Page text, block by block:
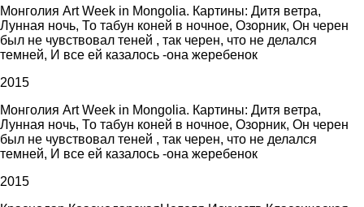
Монголия Art Week in Mongolia. Картины: Дитя ветра,
Лунная ночь, То табун коней в ночное, Озорник, Он черен
был не чувствовал теней , так черен, что не делался
темней, И все ей казалось -она жеребенок
2015
Монголия Art Week in Mongolia. Картины: Дитя ветра,
Лунная ночь, То табун коней в ночное, Озорник, Он черен
был не чувствовал теней , так черен, что не делался
темней, И все ей казалось -она жеребенок
2015